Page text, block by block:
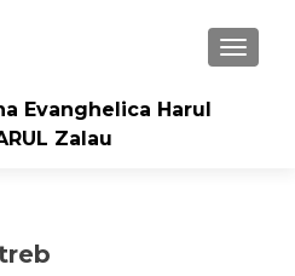
Evanghelica Harul
Zalau